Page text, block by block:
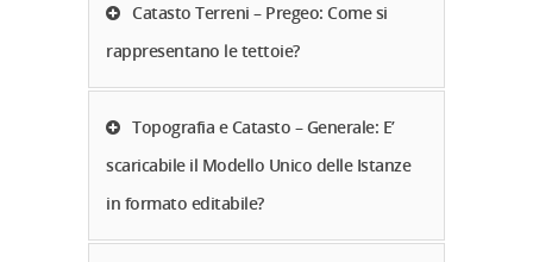
Catasto Terreni – Pregeo: Come si
rappresentano le tettoie?
Topografia e Catasto – Generale: E’
scaricabile il Modello Unico delle Istanze
in formato editabile?